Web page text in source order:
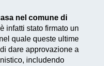
nel comune di
infatti stato firmato un
quale queste ultime
dare approvazione a
includendo